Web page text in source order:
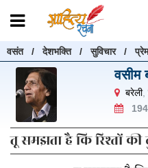
वसंत/देशभक्ति/सुविचार/प्रेम
वसीम
बरेली,
तू समझता है कि रिश्तों की
रचनाएँ खोजें
रचनाएँ खोजने के लिए नीचे दी
"खोजें" बटन पर क्लिक करें